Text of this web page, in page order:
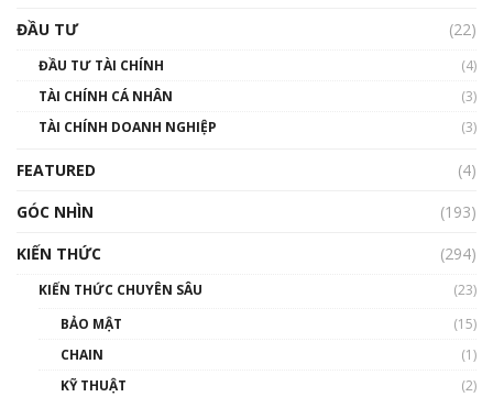
00:02:14
Nhìn lại năm 2022: Những sự kiện ảnh hưởng
đến hệ sinh thái tiền mã hoá | Phổ cập
ĐẦU TƯ
(22)
ĐẦU TƯ TÀI CHÍNH
(4)
TÀI CHÍNH CÁ NHÂN
(3)
TÀI CHÍNH DOANH NGHIỆP
(3)
FEATURED
(4)
GÓC NHÌN
(193)
KIẾN THỨC
(294)
KIẾN THỨC CHUYÊN SÂU
(23)
BẢO MẬT
(15)
CHAIN
(1)
KỸ THUẬT
(2)